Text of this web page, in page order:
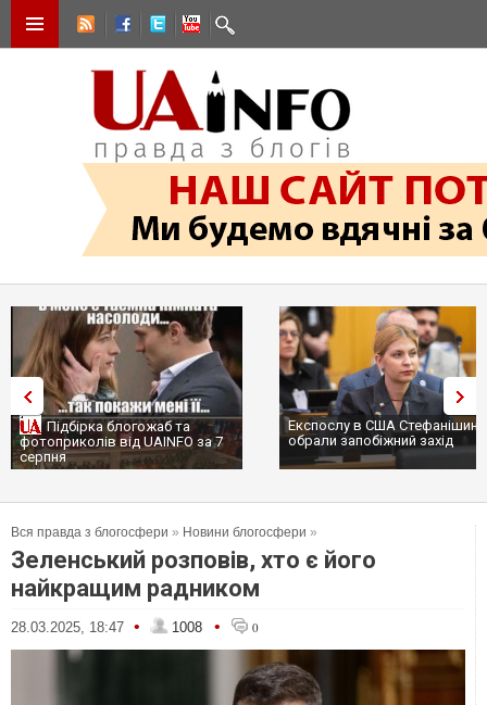
Підбірка блогожаб та
фотоприколів від UAINFO за 7
серпня
Експослу в США
обрали запобіжний захід
Вся правда з блогосфери » Новини блогосфери »
Зеленський розповів, хто є його
найкращим радником
28.03.2025, 18:47 • 1008 • 0